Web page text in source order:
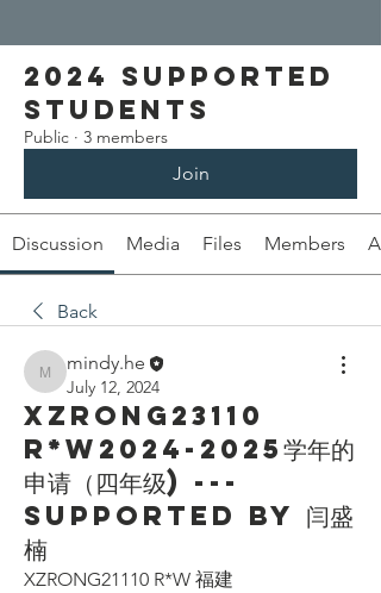
2024 Supported
Students
Public · 3 members
Join
Discussion Media Files Members
Back
mindy.he
mindy.he
July 12, 2024
XZRONG23110
R*W2024-2025学年的
申请（四年级) ---
Supported by 闫盛
楠
XZRONG21110 R*W 福建